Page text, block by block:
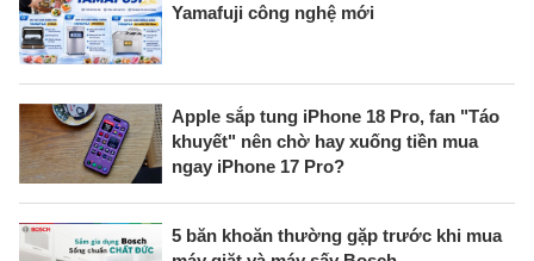
Yamafuji công nghệ mới
Apple sắp tung iPhone 18 Pro, fan "Táo
khuyết" nên chờ hay xuống tiền mua
ngay iPhone 17 Pro?
5 băn khoăn thường gặp trước khi mua